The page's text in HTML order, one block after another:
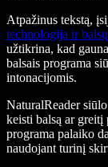
Atpažinus tekstą,
technologija ir
užtikrina, kad
balsais programa
intonacijomis.
NaturalReader
keisti balsą ar greitį
programa palaiko
naudojant turinį